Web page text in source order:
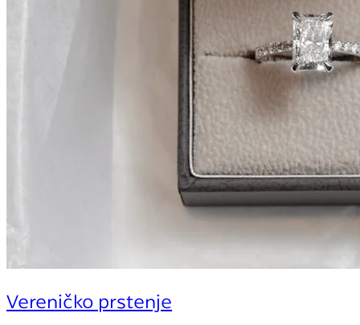
Vereničko prstenje